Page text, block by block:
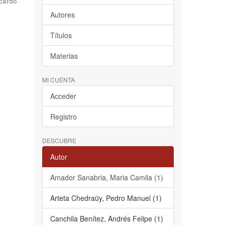
Autores
Títulos
Materias
MI CUENTA
Acceder
Registro
DESCUBRE
Autor
Amador Sanabria, Maria Camila (1)
Arteta Chedraüy, Pedro Manuel (1)
Canchila Benítez, Andrés Felipe (1)